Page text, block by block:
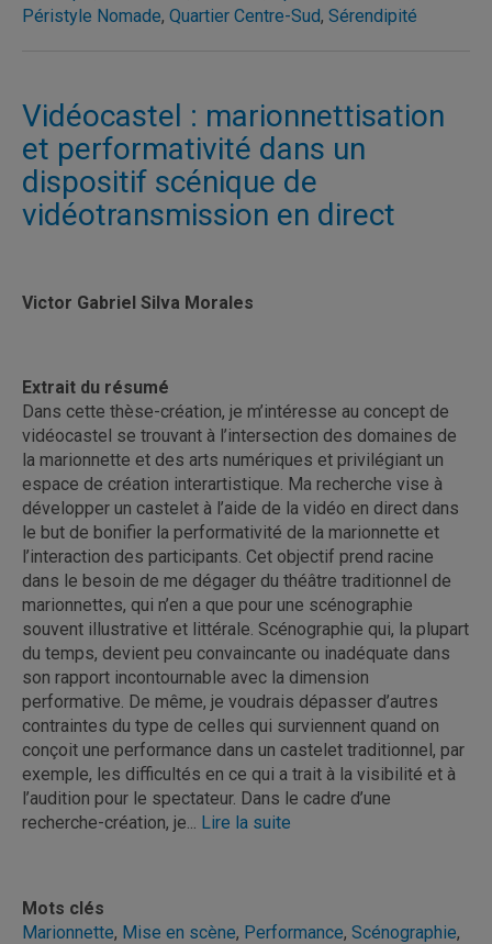
Péristyle Nomade, Quartier Centre-Sud, Sérendipité
Vidéocastel : marionnettisation
et performativité dans un
dispositif scénique de
vidéotransmission en direct
Victor Gabriel Silva Morales
Extrait du résumé
Dans cette thèse-création, je m’intéresse au concept de
vidéocastel se trouvant à l’intersection des domaines de
la marionnette et des arts numériques et privilégiant un
espace de création interartistique. Ma recherche vise à
développer un castelet à l’aide de la vidéo en direct dans
le but de bonifier la performativité de la marionnette et
l’interaction des participants. Cet objectif prend racine
dans le besoin de me dégager du théâtre traditionnel de
marionnettes, qui n’en a que pour une scénographie
souvent illustrative et littérale. Scénographie qui, la plupart
du temps, devient peu convaincante ou inadéquate dans
son rapport incontournable avec la dimension
performative. De même, je voudrais dépasser d’autres
contraintes du type de celles qui surviennent quand on
conçoit une performance dans un castelet traditionnel, par
exemple, les difficultés en ce qui a trait à la visibilité et à
l’audition pour le spectateur. Dans le cadre d’une
recherche-création, je... Lire la suite
Mots clés
Marionnette, Mise en scène, Performance, Scénographie,